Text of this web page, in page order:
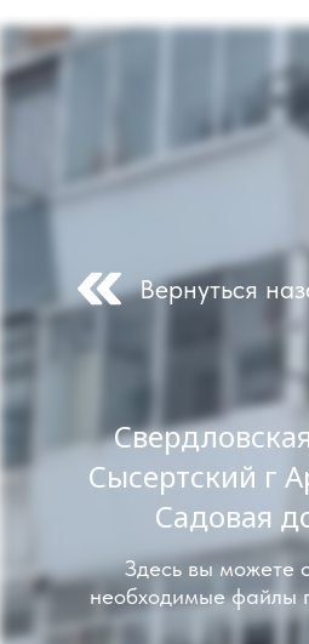
Сысертский г
Садовая
Здесь вы можете
необходимые файлы
Вернуться